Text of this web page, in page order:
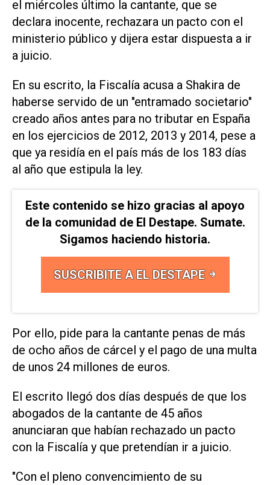
el miércoles último la cantante, que se
declara inocente, rechazara un pacto con el
ministerio público y dijera estar dispuesta a ir
a juicio.
En su escrito, la Fiscalía acusa a Shakira de
haberse servido de un "entramado societario"
creado años antes para no tributar en España
en los ejercicios de 2012, 2013 y 2014, pese a
que ya residía en el país más de los 183 días
al año que estipula la ley.
Este contenido se hizo gracias al apoyo
de la comunidad de El Destape. Sumate.
Sigamos haciendo historia.
SUSCRIBITE A EL DESTAPE
Por ello, pide para la cantante penas de más
de ocho años de cárcel y el pago de una multa
de unos 24 millones de euros.
El escrito llegó dos días después de que los
abogados de la cantante de 45 años
anunciaran que habían rechazado un pacto
con la Fiscalía y que pretendían ir a juicio.
"Con el pleno convencimiento de su